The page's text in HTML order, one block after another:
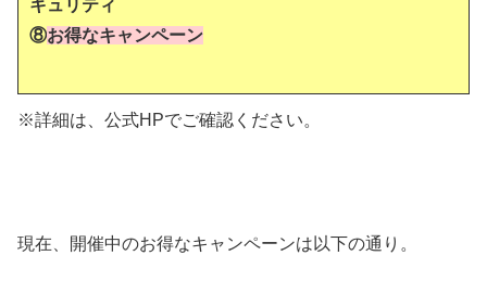
キュリティ
⑧お得なキャンペーン
※詳細は、公式HPでご確認ください。
現在、開催中のお得なキャンペーンは以下の通り。